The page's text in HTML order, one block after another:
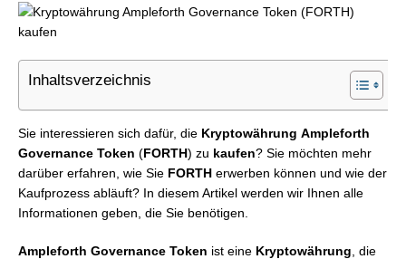
Inhaltsverzeichnis
Sie interessieren sich dafür, die Kryptowährung Ampleforth
Governance Token (FORTH) zu kaufen? Sie möchten mehr
darüber erfahren, wie Sie FORTH erwerben können und wie der
Kaufprozess abläuft? In diesem Artikel werden wir Ihnen alle
Informationen geben, die Sie benötigen.
Ampleforth Governance Token ist eine Kryptowährung , die